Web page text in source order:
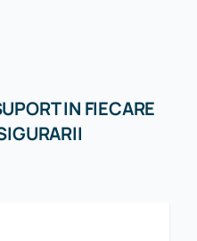
IN FIECARE